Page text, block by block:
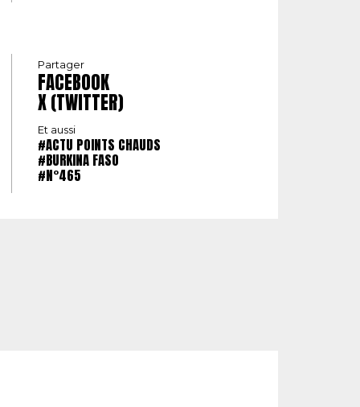
Partager
FACEBOOK
X (TWITTER)
Et aussi
#ACTU POINTS CHAUDS
#BURKINA FASO
#N°465